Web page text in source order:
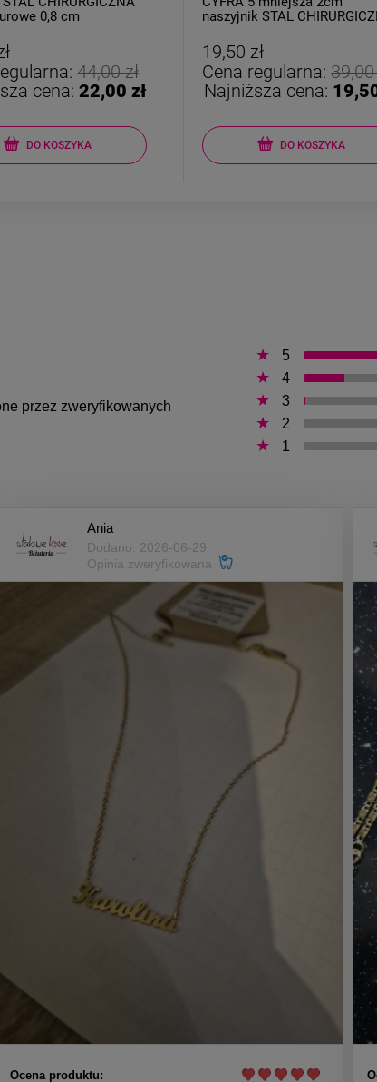
0,8 cm
44,00 zł
cena: 22,00 zł
DO KOSZYKA
naszyjnik STAL
19,50 zł
Cena regularna:39,00
Najniższa cena:
DO KOSZYKA
przez zweryfikowanych
5
4
3
2
1
Ania
Dodano: 2026-06-29
Opinia zweryfikowana
Ocena produktu: